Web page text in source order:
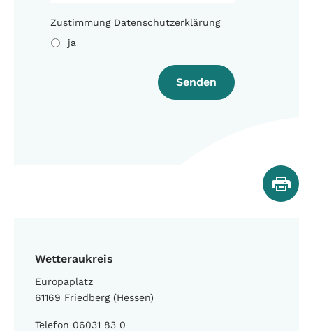
Wetteraukreis
Europaplatz
61169 Friedberg (Hessen)
Telefon 06031 83 0
Zustimmung Datenschutzerklärung
ja